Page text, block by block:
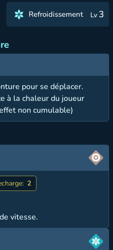
Refroidissement Lv 3
pour se déplacer.
à la chaleur du joueur
non cumulable)
2
vitesse.